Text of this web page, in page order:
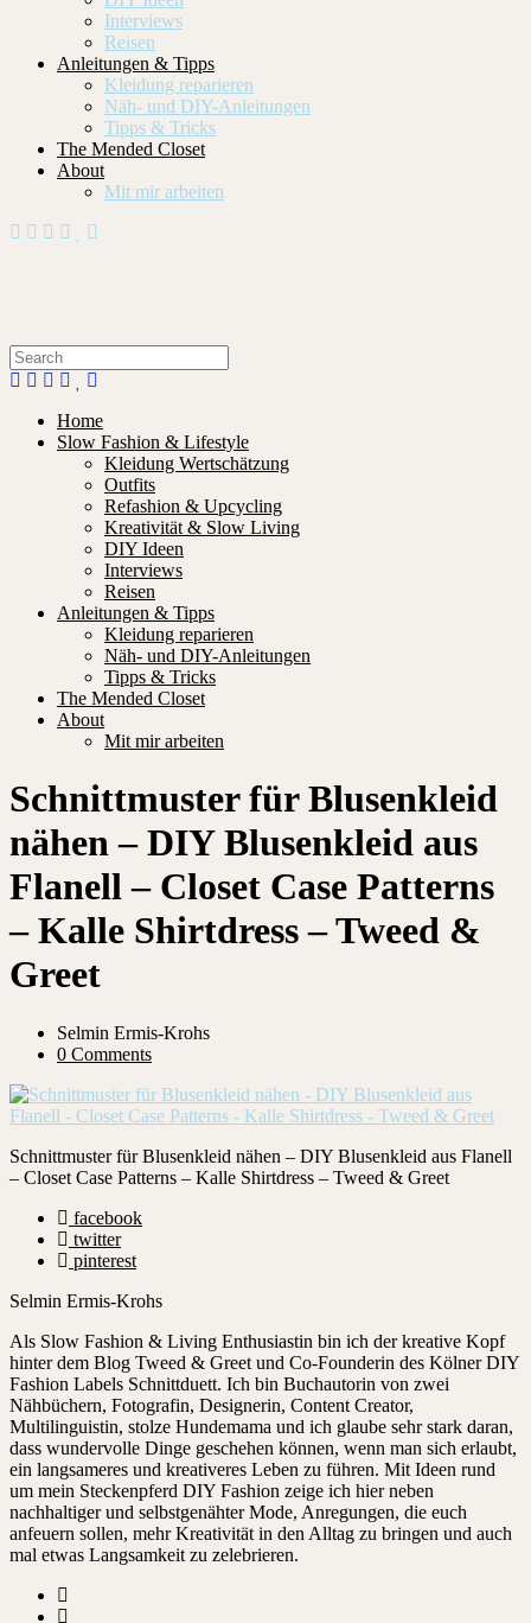
Interviews
Reisen
Anleitungen & Tipps
Kleidung reparieren
Näh- und DIY-Anleitungen
Tipps & Tricks
The Mended Closet
About
Mit mir arbeiten
Home
Slow Fashion & Lifestyle
Kleidung Wertschätzung
Outfits
Refashion & Upcycling
Kreativität & Slow Living
DIY Ideen
Interviews
Reisen
Anleitungen & Tipps
Kleidung reparieren
Näh- und DIY-Anleitungen
Tipps & Tricks
The Mended Closet
About
Mit mir arbeiten
Schnittmuster für Blusenkleid
nähen – DIY Blusenkleid aus
Flanell – Closet Case Patterns
– Kalle Shirtdress – Tweed &
Greet
Selmin Ermis-Krohs
0 Comments
Schnittmuster für Blusenkleid nähen – DIY Blusenkleid aus Flanell
– Closet Case Patterns – Kalle Shirtdress – Tweed & Greet
facebook
twitter
pinterest
Selmin Ermis-Krohs
Als Slow Fashion & Living Enthusiastin bin ich der kreative Kopf
hinter dem Blog Tweed & Greet und Co-Founderin des Kölner DIY
Fashion Labels Schnittduett. Ich bin Buchautorin von zwei
Nähbüchern, Fotografin, Designerin, Content Creator,
Multilinguistin, stolze Hundemama und ich glaube sehr stark daran,
dass wundervolle Dinge geschehen können, wenn man sich erlaubt,
ein langsameres und kreativeres Leben zu führen. Mit Ideen rund
um mein Steckenpferd DIY Fashion zeige ich hier neben
nachhaltiger und selbstgenähter Mode, Anregungen, die euch
anfeuern sollen, mehr Kreativität in den Alltag zu bringen und auch
mal etwas Langsamkeit zu zelebrieren.